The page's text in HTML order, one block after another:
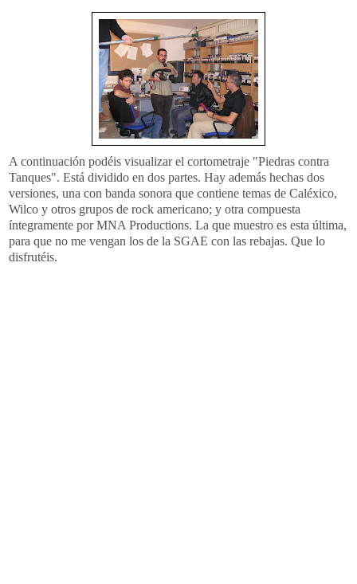
A continuación podéis visualizar el cortometraje "Piedras contra
Tanques". Está dividido en dos partes. Hay además hechas dos
versiones, una con banda sonora que contiene temas de Caléxico,
Wilco y otros grupos de rock americano; y otra compuesta
íntegramente por MNA Productions. La que muestro es esta última,
para que no me vengan los de la SGAE con las rebajas. Que lo
disfrutéis.